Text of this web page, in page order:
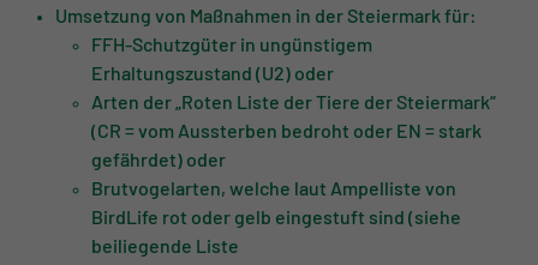
Umsetzung von Maßnahmen in der Steiermark für:
FFH-Schutzgüter in ungünstigem
Erhaltungszustand (U2) oder
Arten der „Roten Liste der Tiere der Steiermark“
(CR = vom Aussterben bedroht oder EN = stark
gefährdet) oder
Brutvogelarten, welche laut Ampelliste von
BirdLife rot oder gelb eingestuft sind (siehe
beiliegende Liste